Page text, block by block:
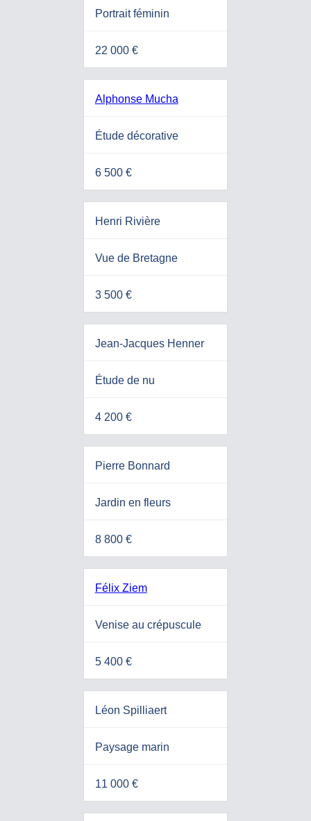
Portrait féminin
22 000 €
Alphonse Mucha
Étude décorative
6 500 €
Henri Rivière
Vue de Bretagne
3 500 €
Jean-Jacques Henner
Étude de nu
4 200 €
Pierre Bonnard
Jardin en fleurs
8 800 €
Félix Ziem
Venise au crépuscule
5 400 €
Léon Spilliaert
Paysage marin
11 000 €